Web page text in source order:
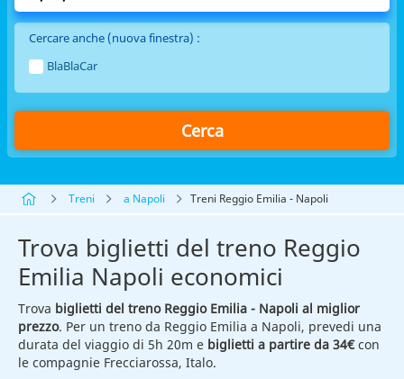
Cercare anche (nuova finestra) :
BlaBlaCar
Cerca
Treni a Napoli Treni Reggio Emilia - Napoli
Trova biglietti del treno Reggio
Emilia Napoli economici
Trova biglietti del treno Reggio Emilia - Napoli al miglior
prezzo. Per un treno da Reggio Emilia a Napoli, prevedi una
durata del viaggio di 5h 20m e biglietti a partire da 34€con
le compagnie Frecciarossa, Italo.